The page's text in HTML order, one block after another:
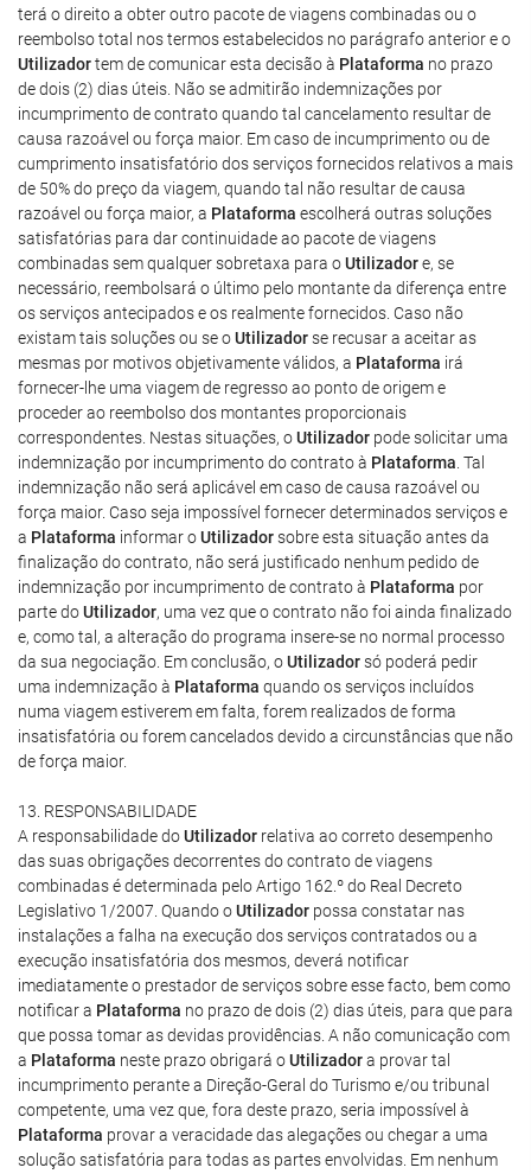
terá o direito a obter outro pacote de viagens combinadas ou o
reembolso total nos termos estabelecidos no parágrafo anterior e o
Utilizadortem de comunicar esta decisão à Plataforma no prazo
de dois (2) dias úteis. Não se admitirão indemnizações por
incumprimento de contrato quando tal cancelamento resultar de
causa razoável ou força maior. Em caso de incumprimento ou de
cumprimento insatisfatório dos serviços fornecidos relativos a mais
de 50% do preço da viagem, quando tal não resultar de causa
razoável ou força maior, a Plataforma escolherá outras soluções
satisfatórias para dar continuidade ao pacote de viagens
combinadas sem qualquer sobretaxa para oUtilizadore, se
necessário, reembolsará o último pelo montante da diferença entre
os serviços antecipados e os realmente fornecidos. Caso não
existam tais soluções ou se oUtilizadorse recusar a aceitar as
mesmas por motivos objetivamente válidos, a Plataforma irá
fornecer-lhe uma viagem de regresso ao ponto de origem e
proceder ao reembolso dos montantes proporcionais
correspondentes. Nestas situações, oUtilizador pode solicitar uma
indemnização por incumprimento do contrato à Plataforma . Tal
indemnização não será aplicável em caso de causa razoável ou
força maior. Caso seja impossível fornecer determinados serviços e
a Plataforma informar oUtilizadorsobre esta situação antes da
finalização do contrato, não será justificado nenhum pedido de
indemnização por incumprimento de contrato à Plataforma por
parte doUtilizador, uma vez que o contrato não foi ainda finalizado
e, como tal, a alteração do programa insere-se no normal processo
da sua negociação. Em conclusão, oUtilizadorsó poderá pedir
uma indemnização à Plataforma quando os serviços incluídos
numa viagem estiverem em falta, forem realizados de forma
insatisfatória ou forem cancelados devido a circunstâncias que não
de força maior.
13. RESPONSABILIDADE
A responsabilidade doUtilizador relativa ao correto desempenho
das suas obrigações decorrentes do contrato de viagens
combinadas é determinada pelo Artigo 162.º do Real Decreto
Legislativo 1/2007. Quando oUtilizador possa constatar nas
instalações a falha na execução dos serviços contratados ou a
execução insatisfatória dos mesmos, deverá notificar
imediatamente o prestador de serviços sobre esse facto, bem como
notificar a Plataforma no prazo de dois (2) dias úteis, para que para
que possa tomar as devidas providências. A não comunicação com
a Plataforma neste prazo obrigará oUtilizadora provar tal
incumprimento perante a Direção-Geral do Turismo e/ou tribunal
competente, uma vez que, fora deste prazo, seria impossível à
Plataforma provar a veracidade das alegações ou chegar a uma
solução satisfatória para todas as partes envolvidas. Em nenhum